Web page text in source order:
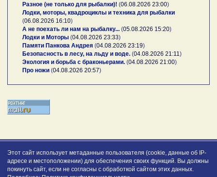
Разное (не только для рыбалки)! (06.08.2026 23:00)
Лодки, моторы, квадроциклы и техника для рыбалки
(06.08.2026 16:10)
А не поехать ли нам на рыбалку... (05.08.2026 15:20)
Лодки и Моторы (04.08.2026 23:33)
Памяти Панкова Андрея (04.08.2026 23:19)
Безопасность в лесу, на льду и воде. (04.08.2026 21:11 )
Экология и борьба с браконьерами. (04.08.2026 21:00)
Про ножи (04.08.2026 20:57)
Этот сайт использует метаданные пользователя (cookie, данные об IP-
адресе и местоположении) для обеспечения своих функций. Вы должны
покинуть сайт, если не согласны с обработкой сайтом этих данных.